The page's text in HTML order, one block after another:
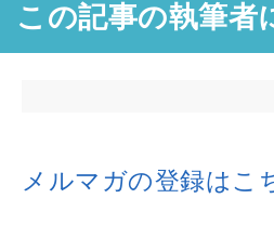
この記事の執筆者
メルマガの登録はこ